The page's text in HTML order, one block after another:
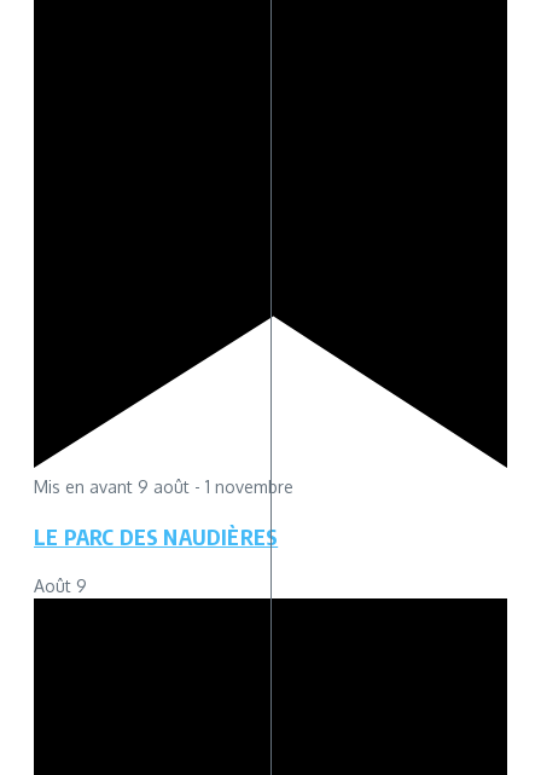
Mis en avant 9 août - 1 novembre
LE PARC DES NAUDIÈRES
Août 9